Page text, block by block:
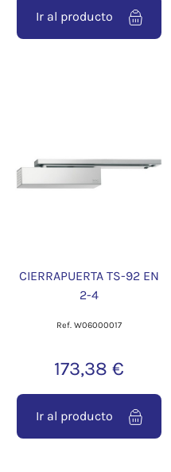
Ir al producto
CIERRAPUERTA TS-92 EN
2-4
Ref. W06000017
173,38 €
Ir al producto